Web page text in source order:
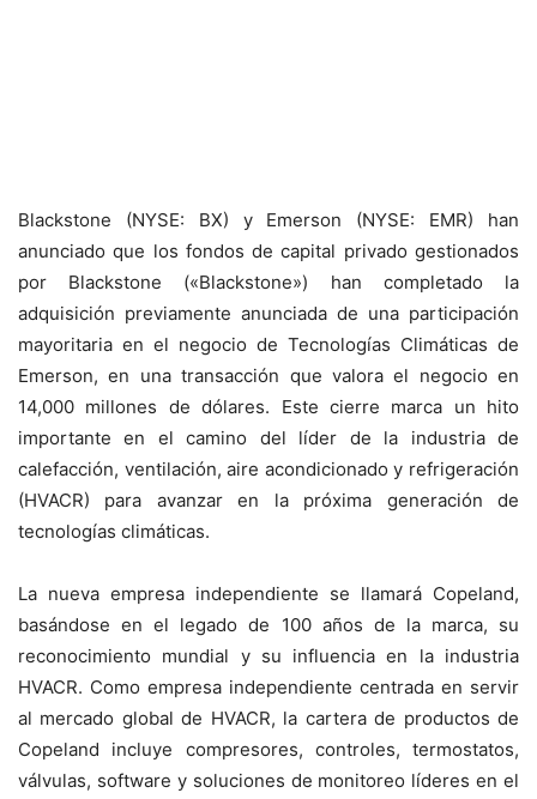
Blackstone (NYSE: BX) y Emerson (NYSE: EMR) han
anunciado que los fondos de capital privado gestionados
por Blackstone («Blackstone») han completado la
adquisición previamente anunciada de una participación
mayoritaria en el negocio de Tecnologías Climáticas de
Emerson, en una transacción que valora el negocio en
14,000 millones de dólares. Este cierre marca un hito
importante en el camino del líder de la industria de
calefacción, ventilación, aire acondicionado y refrigeración
(HVACR) para avanzar en la próxima generación de
tecnologías climáticas.
La nueva empresa independiente se llamará Copeland,
basándose en el legado de 100 años de la marca, su
reconocimiento mundial y su influencia en la industria
HVACR. Como empresa independiente centrada en servir
al mercado global de HVACR, la cartera de productos de
Copeland incluye compresores, controles, termostatos,
válvulas, software y soluciones de monitoreo líderes en el